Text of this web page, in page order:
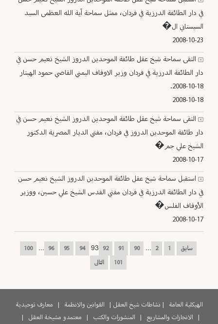
في دار الطائفة الدرزية في فردان، ممثل سماحة آية الله العظمى السيد
السيستاني ال�
2008-10-23
التقى سماحة شيخ عقل طائفة الموحدين الدروز الشيخ نعيم حسن في
دار الطائفة الدرزية في فردان وزير الاوقاف اليمني القاضي حمود الهيتار
18-10-2008.
2008-10-18
التقى سماحة شيخ عقل طائفة الموحدين الدروز الشيخ نعيم حسن في
دار طائفة الموحدين الدروز في فردان، مفتي الديار المصرية الدكتور
الشيخ علي جم�
2008-10-17
استقبل سماحة شيخ عقل طائفة الموحدين الدروز الشيخ نعيم حسن
في دار الطائفة الدرزية في فردان مفتي القدس الشيخ علي حسين، ووزير
الأوقاف الفلس�
2008-10-17
سابق 1
2
...
90
91
92
93
94
95
96
...
100
101
التالى
الهيكلية العامة | نشاطات شيخ العقل | القوانين والانظمة |
معارف توحيدية
|
الانجازات والمشاريع | المنشورات والكتب | معتمدو مشيخة العقل |